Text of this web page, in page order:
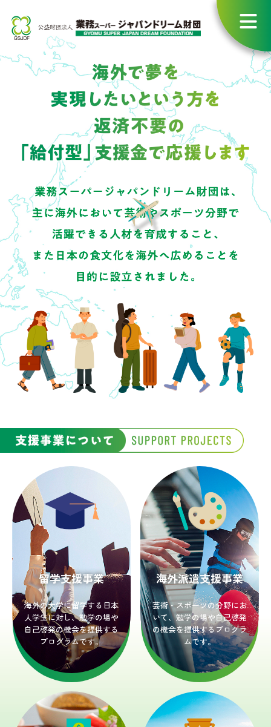
留学支援事業
海外の大学に留学する日本
人学生に対し、勉学の場や
自己啓発の機会を提供する
プログラムです。
海外派遣支援事業
芸術・スポーツの分野にお
いて、勉学の場や自己啓発
の機会を提供するプログラ
ムです。